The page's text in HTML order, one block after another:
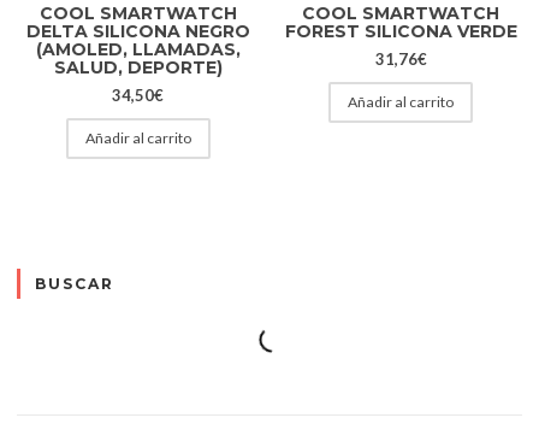
COOL SMARTWATCH
DELTA SILICONA NEGRO
(AMOLED, LLAMADAS,
SALUD, DEPORTE)
34,50€
Añadir al carrito
COOL SMARTWATCH
FOREST SILICONA VERDE
31,76€
Añadir al carrito
BUSCAR